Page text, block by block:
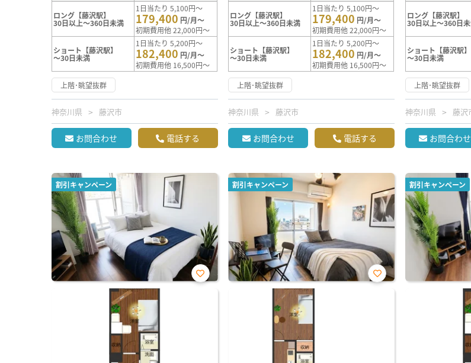
ロング【藤沢駅】
30日以上～360日未満
1日当たり 5,100円～
179,400 円/月～
初期費用他 22,000円～
ショート【藤沢駅】
～30日未満
1日当たり 5,200円～
182,400 円/月～
初期費用他 16,500円～
上階･眺望抜群
神奈川県 藤沢市
お問合わせ 電話する
ロング【藤沢駅】
30日以上～360日未満
1日当たり 5,100円～
179,400 円/月～
初期費用他 22,000円～
ショート【藤沢駅】
～30日未満
1日当たり 5,200円～
182,400 円/月～
初期費用他 16,500円～
上階･眺望抜群
神奈川県 藤沢市
お問合わせ 電話する
ロング【藤沢駅】
30日以上～360日
ショート【藤沢駅】
～30日未満
上階･眺望抜群
神奈川県 藤沢
お問合わせ
割引キャンペーン
お気
割引キャンペーン
お気
割引キャンペーン